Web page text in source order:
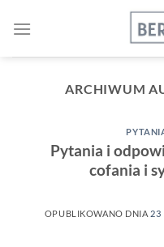
ARCHIWUM
Pytania i
cofania i
OPUBLIKOWANO DNIA 23